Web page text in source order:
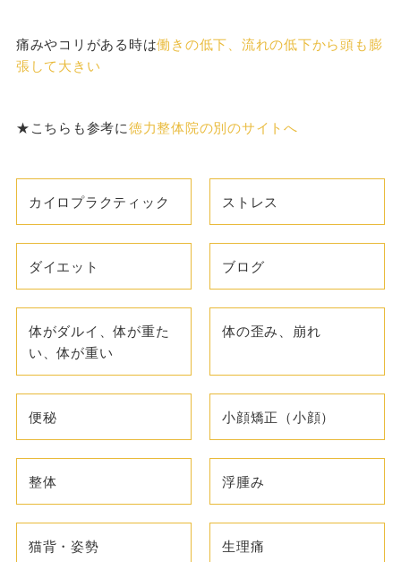
痛みやコリがある時は働きの低下、流れの低下から頭も膨
張して大きい
★こちらも参考に徳力整体院の別のサイトへ
カイロプラクティック ストレス
ダイエット ブログ
体がダルイ、体が重た
い、体が重い
体の歪み、崩れ
便秘 小顔矯正（小顔）
整体 浮腫み
猫背・姿勢 生理痛